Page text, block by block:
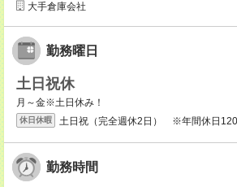
大手倉庫会社
勤務曜日
土日祝休
月～金※土日休み！
休日休暇 土日祝（完全週休2日） ※年間休日120
勤務時間